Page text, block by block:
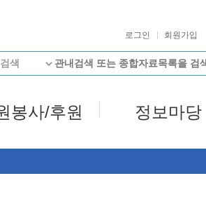
로그인 회원가입
봉사/후원 정보마당